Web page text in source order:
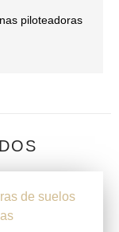
piloteadoras